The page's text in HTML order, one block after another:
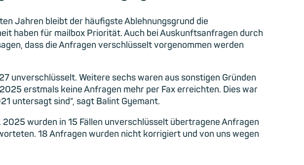
Jahren bleibt der häufigste Ablehnungsgrund die
haben für mailbox Priorität. Auch bei Auskunftsanfragen durch
dass die Anfragen verschlüsselt vorgenommen werden
unverschlüsselt. Weitere sechs waren aus sonstigen Gründen
erstmals keine Anfragen mehr per Fax erreichten. Dies war
untersagt sind“, sagt Balint Gyemant.
wurden in 15 Fällen unverschlüsselt übertragene Anfragen
18 Anfragen wurden nicht korrigiert und von uns wegen